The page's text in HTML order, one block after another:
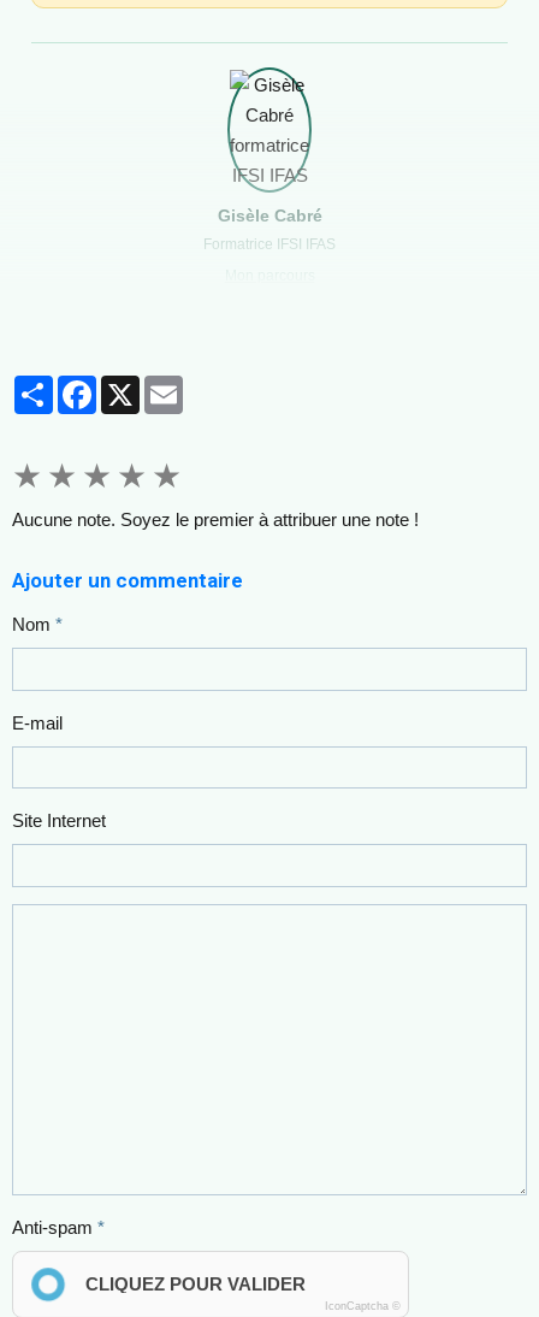
deux représentants des personnes
ou prises en charge
Un représentant des familles ou des représentants
légaux. À défaut, le siège est attribué aux personnes
Un représentant du personnel
Mandat et fonctionnement
Durée du mandat, renouvelable
Minimum requis par la réglementation
informations utiles sur les projets en cours dans
éventuelles plaintes.
Gisèle Cabré
Formatrice IFSI IFAS
PartagerFacebook
X
★ ★ ★ ★ ★
Aucune note. Soyez le premier à attribuer une note !
Ajouter un commentaire
Nom
E-mail
Site Internet
Anti-spam
CLIQUEZ POUR VALIDER
IconCaptcha ©